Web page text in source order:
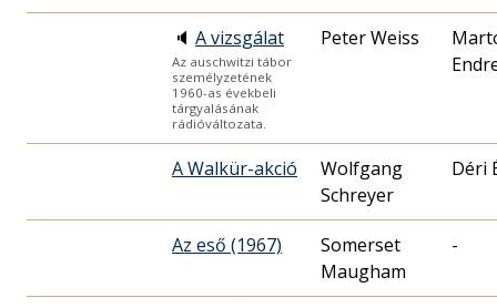
🔈 A vizsgálat
Az auschwitzi tábor
személyzetének
1960-as évekbeli
tárgyalásának
rádióváltozata.
Peter Weiss
A Walkür-akció
Wolfgang
Schreyer
Déri
Az eső (1967)
Somerset
Maugham
-